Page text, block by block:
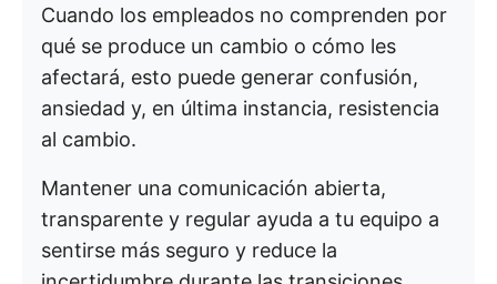
Cuando los empleados no comprenden por
qué se produce un cambio o cómo les
afectará, esto puede generar confusión,
ansiedad y, en última instancia, resistencia
al cambio.
Mantener una comunicación abierta,
transparente y regular ayuda a tu equipo a
sentirse más seguro y reduce la